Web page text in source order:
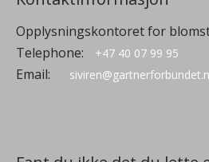
Opplysningskontoret for
Telephone:
+47 40 07 99 95
Email: